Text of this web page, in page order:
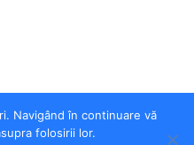
Navigând în continuare vă
folosirii lor.